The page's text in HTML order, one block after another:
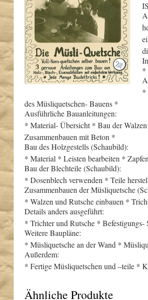
*
*
des Müsliquetschen- Bauens *
Ausführliche Bauanleitungen:
* Material- Übersicht * Bau der
Zusammenbauen mit Beton *
Bau des Holzgestells (Schaubild):
* Material * Leisten bearbeiten *
Bau der Blechteile (Schaubild):
* Dosenblech verwenden * Teile
Zusammenbauen der Müsliquetsche
* Walzen und Rutsche einbauen *
Details anders ausgeführt:
* Trichter und Rutsche *
Weitere Baupläne:
* Müsliquetsche an der Wand *
Außerdem:
* Fertige Müsliquetschen und –teile *
Ähnliche Produkte